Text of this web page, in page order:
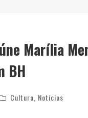
Marília
BH
Cultura Notícias